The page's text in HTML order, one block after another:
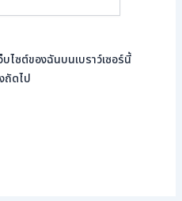
ไซต์ของฉันบนเบราว์เซอร์นี้
ถัดไป